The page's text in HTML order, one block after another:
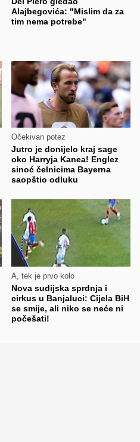
Alajbegovića: "Mislim da za
tim nema potrebe"
Očekivan potez
Jutro je donijelo kraj sage
oko Harryja Kanea! Englez
sinoć čelnicima Bayerna
saopštio odluku
A, tek je prvo kolo
Nova sudijska sprdnja i
cirkus u Banjaluci: Cijela BiH
se smije, ali niko se neće ni
počešati!